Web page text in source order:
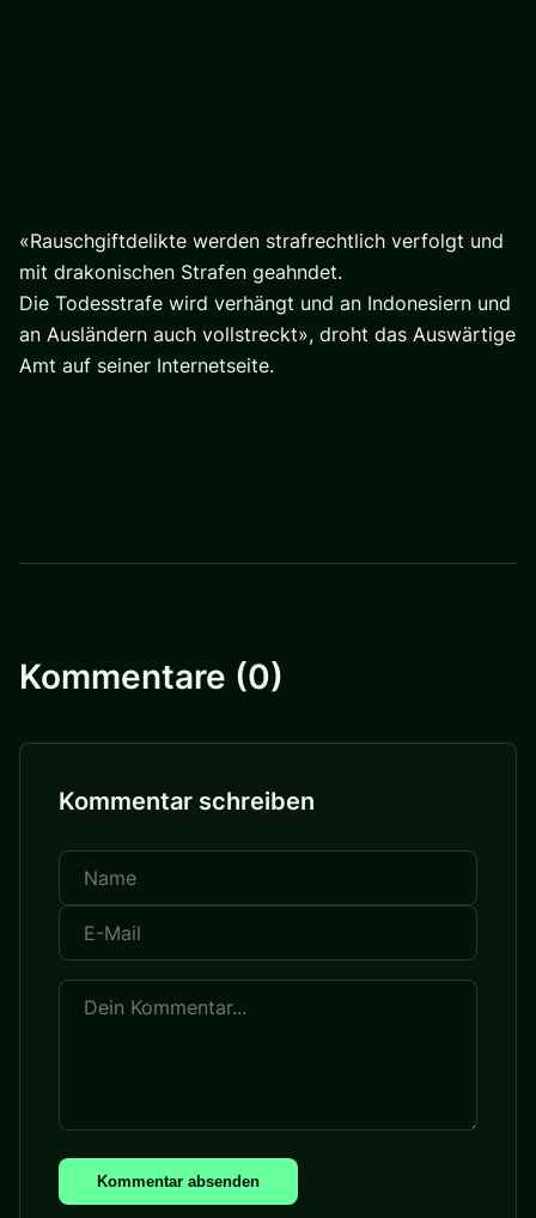
«Rauschgiftdelikte werden strafrechtlich verfolgt und
mit drakonischen Strafen geahndet.
Die Todesstrafe wird verhängt und an Indonesiern und
an Ausländern auch vollstreckt», droht das Auswärtige
Amt auf seiner Internetseite.
Kommentare (0)
Kommentar schreiben
Kommentar absenden